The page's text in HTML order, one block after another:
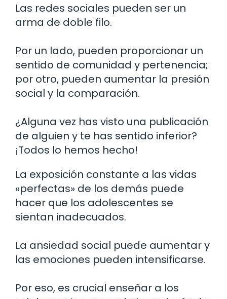
Las redes sociales pueden ser un
arma de doble filo.
Por un lado, pueden proporcionar un
sentido de comunidad y pertenencia;
por otro, pueden aumentar la presión
social y la comparación.
¿Alguna vez has visto una publicación
de alguien y te has sentido inferior?
¡Todos lo hemos hecho!
La exposición constante a las vidas
«perfectas» de los demás puede
hacer que los adolescentes se
sientan inadecuados.
La ansiedad social puede aumentar y
las emociones pueden intensificarse.
Por eso, es crucial enseñar a los